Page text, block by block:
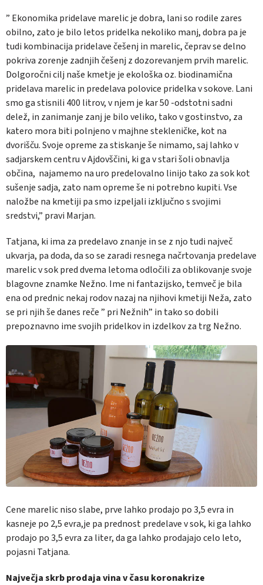
” Ekonomika pridelave marelic je dobra, lani so rodile zares
obilno, zato je bilo letos pridelka nekoliko manj, dobra pa je
tudi kombinacija pridelave češenj in marelic, čeprav se delno
pokriva zorenje zadnjih češenj z dozorevanjem prvih marelic.
Dolgoročni cilj naše kmetje je ekološka oz. biodinamična
pridelava marelic in predelava polovice pridelka v sokove. Lani
smo ga stisnili 400 litrov, v njem je kar 50 -odstotni sadni
delež, in zanimanje zanj je bilo veliko, tako v gostinstvo, za
katero mora biti polnjeno v majhne stekleničke, kot na
dvorišču. Svoje opreme za stiskanje še nimamo, saj lahko v
sadjarskem centru v Ajdovščini, ki ga v stari šoli obnavlja
občina, najamemo na uro predelovalno linijo tako za sok kot
sušenje sadja, zato nam opreme še ni potrebno kupiti. Vse
naložbe na kmetiji pa smo izpeljali izključno s svojimi
sredstvi,” pravi Marjan.
Tatjana, ki ima za predelavo znanje in se z njo tudi največ
ukvarja, pa doda, da so se zaradi resnega načrtovanja predelave
marelic v sok pred dvema letoma odločili za oblikovanje svoje
blagovne znamke Nežno. Ime ni fantazijsko, temveč je bila
ena od prednic nekaj rodov nazaj na njihovi kmetiji Neža, zato
se pri njih še danes reče ” pri Nežnih” in tako so dobili
prepoznavno ime svojih pridelkov in izdelkov za trg Nežno.
Cene marelic niso slabe, prve lahko prodajo po 3,5 evra in
kasneje po 2,5 evra,je pa prednost predelave v sok, ki ga lahko
prodajo po 3,5 evra za liter, da ga lahko prodajajo celo leto,
pojasni Tatjana.
Največja skrb prodaja vina v času koronakrize